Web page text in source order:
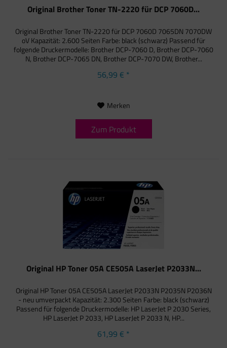
Original Brother Toner TN-2220 für DCP 7060D...
Original Brother Toner TN-2220 für DCP 7060D 7065DN 7070DW
oV Kapazität: 2.600 Seiten Farbe: black (schwarz) Passend für
folgende Druckermodelle: Brother DCP-7060 D, Brother DCP-7060
N, Brother DCP-7065 DN, Brother DCP-7070 DW, Brother...
56,99 € *
Merken
Zum Produkt
Original HP Toner 05A CE505A LaserJet P2033N...
Original HP Toner 05A CE505A LaserJet P2033N P2035N P2036N
- neu umverpackt Kapazität: 2.300 Seiten Farbe: black (schwarz)
Passend für folgende Druckermodelle: HP LaserJet P 2030 Series,
HP LaserJet P 2033, HP LaserJet P 2033 N, HP...
61,99 € *